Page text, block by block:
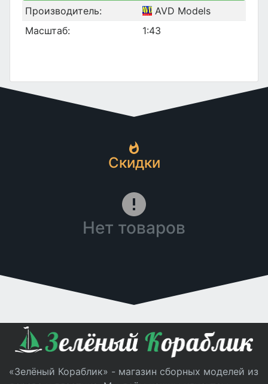
Производитель:
AVD Models
Масштаб:
1:43
Скидки
Нет товаров
«Зелёный Кораблик» - магазин сборных моделей из